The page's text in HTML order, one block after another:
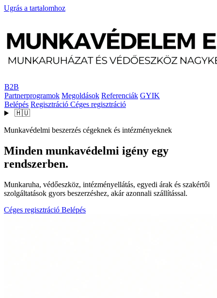
Ugrás a tartalomhoz
B2B
Partnerprogramok Megoldások Referenciák GYIK
Belépés Regisztráció Céges regisztráció
🇭🇺
Munkavédelmi beszerzés cégeknek és intézményeknek
Minden munkavédelmi igény egy
rendszerben.
Munkaruha, védőeszköz, intézményellátás, egyedi árak és szakértői
szolgáltatások gyors beszerzéshez, akár azonnali szállítással.
Céges regisztráció Belépés